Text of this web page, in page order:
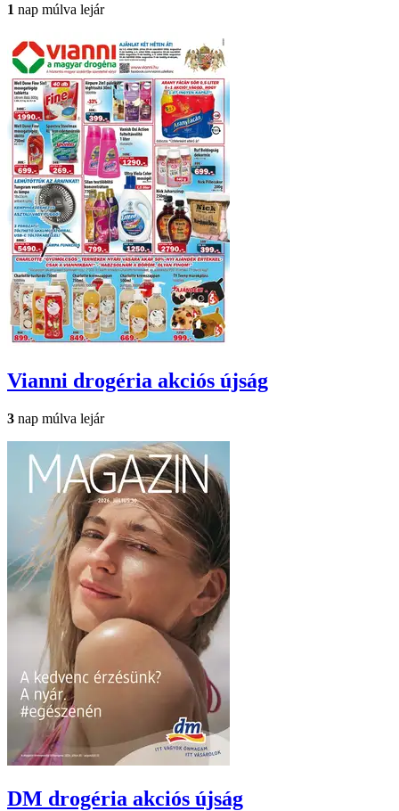
1 nap múlva lejár
Vianni drogéria akciós újság
3 nap múlva lejár
DM drogéria akciós újság